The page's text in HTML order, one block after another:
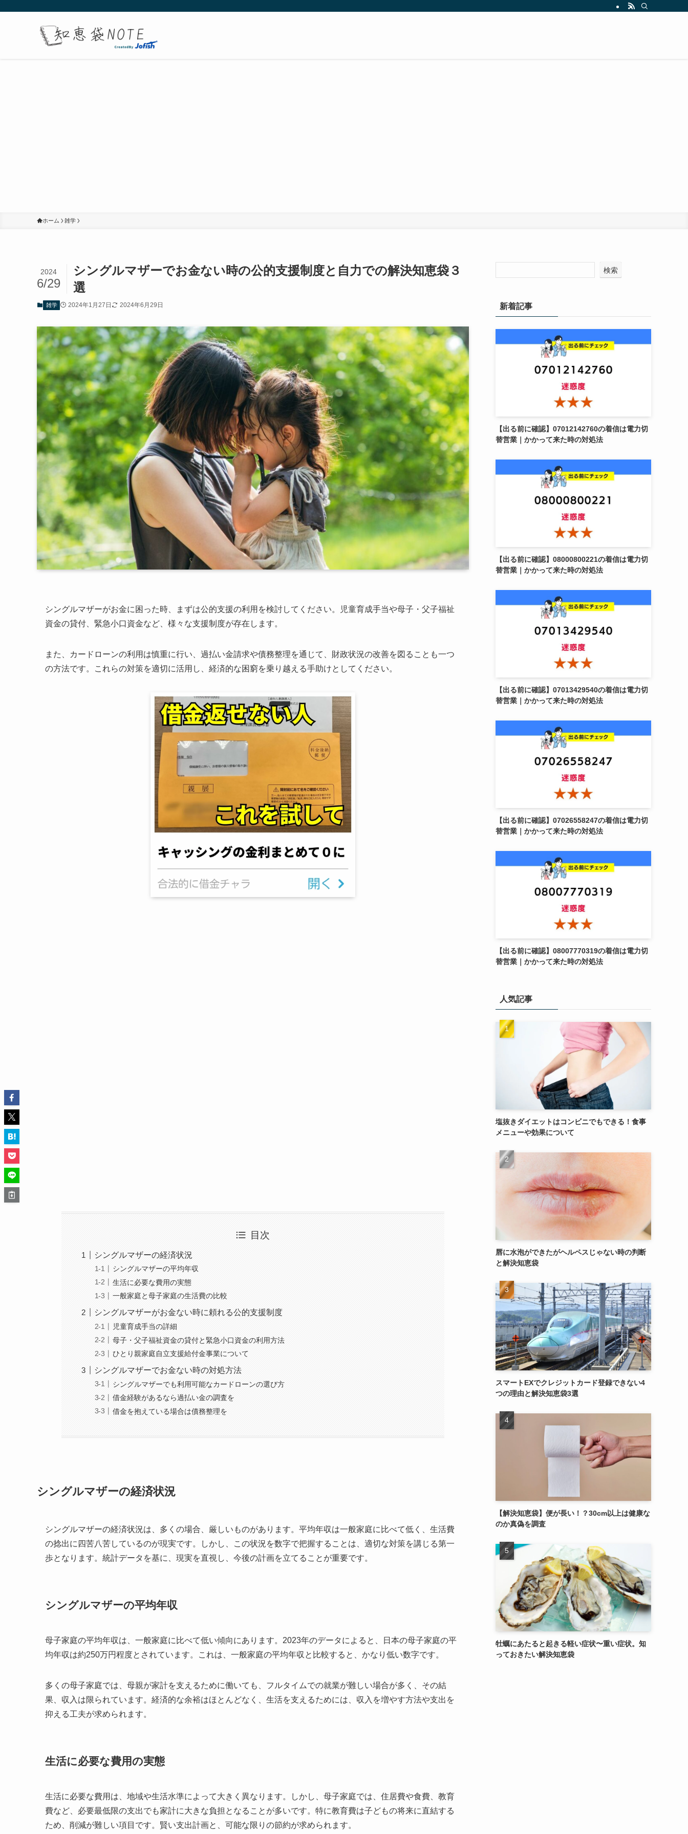
ホーム 雑学
シングルマザーでお金ない時の公的支援制度と自力での解決知恵袋３
選
2024
6/29
雑学 2024年1月27日 2024年6月29日
シングルマザーがお金に困った時、まずは公的支援の利用を検討してください。児童育成手当や母子・父子福祉
資金の貸付、緊急小口資金など、様々な支援制度が存在します。
また、カードローンの利用は慎重に行い、過払い金請求や債務整理を通じて、財政状況の改善を図ることも一つ
の方法です。これらの対策を適切に活用し、経済的な困窮を乗り越える手助けとしてください。
目次
シングルマザーの経済状況
シングルマザーの平均年収
生活に必要な費用の実態
一般家庭と母子家庭の生活費の比較
シングルマザーがお金ない時に頼れる公的支援制度
児童育成手当の詳細
母子・父子福祉資金の貸付と緊急小口資金の利用方法
ひとり親家庭自立支援給付金事業について
シングルマザーでお金ない時の対処方法
シングルマザーでも利用可能なカードローンの選び方
借金経験があるなら過払い金の調査を
借金を抱えている場合は債務整理を
シングルマザーの経済状況
シングルマザーの経済状況は、多くの場合、厳しいものがあります。平均年収は一般家庭に比べて低く、生活費
の捻出に四苦八苦しているのが現実です。しかし、この状況を数字で把握することは、適切な対策を講じる第一
歩となります。統計データを基に、現実を直視し、今後の計画を立てることが重要です。
シングルマザーの平均年収
母子家庭の平均年収は、一般家庭に比べて低い傾向にあります。2023年のデータによると、日本の母子家庭の平
均年収は約250万円程度とされています。これは、一般家庭の平均年収と比較すると、かなり低い数字です。
多くの母子家庭では、母親が家計を支えるために働いても、フルタイムでの就業が難しい場合が多く、その結
果、収入は限られています。経済的な余裕はほとんどなく、生活を支えるためには、収入を増やす方法や支出を
抑える工夫が求められます。
生活に必要な費用の実態
生活に必要な費用は、地域や生活水準によって大きく異なります。しかし、母子家庭では、住居費や食費、教育
費など、必要最低限の支出でも家計に大きな負担となることが多いです。特に教育費は子どもの将来に直結する
ため、削減が難しい項目です。賢い支出計画と、可能な限りの節約が求められます。
検索
新着記事
【出る前に確認】07012142760の着信は電力切
替営業｜かかって来た時の対処法
【出る前に確認】08000800221の着信は電力切
替営業｜かかって来た時の対処法
【出る前に確認】07013429540の着信は電力切
替営業｜かかって来た時の対処法
【出る前に確認】07026558247の着信は電力切
替営業｜かかって来た時の対処法
【出る前に確認】08007770319の着信は電力切
替営業｜かかって来た時の対処法
人気記事
塩抜きダイエットはコンビニでもできる！食事
メニューや効果について
唇に水泡ができたがヘルペスじゃない時の判断
と解決知恵袋
スマートEXでクレジットカード登録できない4
つの理由と解決知恵袋3選
【解決知恵袋】便が長い！？30cm以上は健康な
のか真偽を調査
牡蠣にあたると起きる軽い症状〜重い症状。知
っておきたい解決知恵袋